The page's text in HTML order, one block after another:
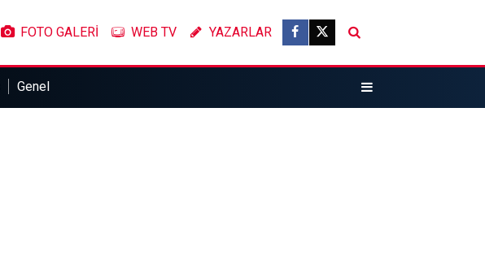
FOTO GALERİ WEB TV YAZARLAR
Genel